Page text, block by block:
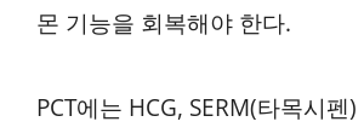
몬 기능을 회복해야 한다.
PCT에는 HCG, SERM(타목시펜